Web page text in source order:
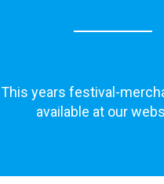
This years festival-
available at our